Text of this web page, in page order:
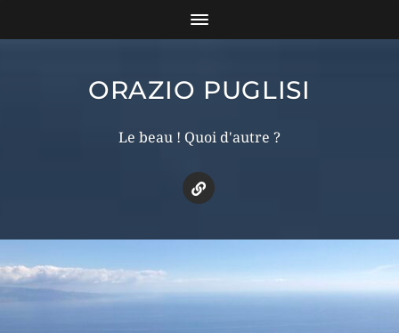
ORAZIO PUGLISI
Le beau ! Quoi d'autre ?